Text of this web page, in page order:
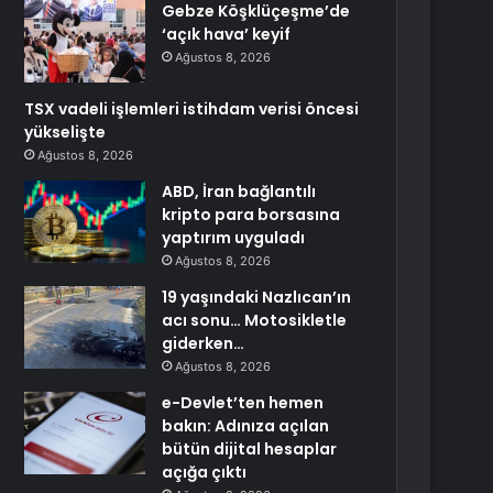
Gebze Köşklüçeşme’de
‘açık hava’ keyif
Ağustos 8, 2026
TSX vadeli işlemleri istihdam verisi öncesi
yükselişte
Ağustos 8, 2026
ABD, İran bağlantılı
kripto para borsasına
yaptırım uyguladı
Ağustos 8, 2026
19 yaşındaki Nazlıcan’ın
acı sonu… Motosikletle
giderken…
Ağustos 8, 2026
e-Devlet’ten hemen
bakın: Adınıza açılan
bütün dijital hesaplar
açığa çıktı